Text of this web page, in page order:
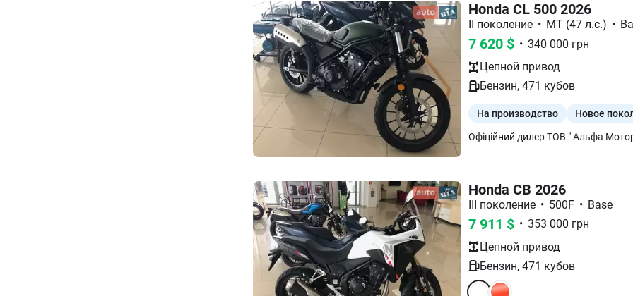
Honda CL 500 2026
II поколение • МТ (47 л.с.) •
7 620 $ • 340 000 грн
Цепной привод
Бензин, 471 кубов
На производство Новое
Офіційний дилер ТОВ " Альфа
Honda CB 2026
III поколение • 500F • Base
7 911 $ • 353 000 грн
Цепной привод
Бензин, 471 кубов